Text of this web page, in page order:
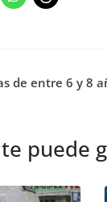
de entre 6 y 8
puede